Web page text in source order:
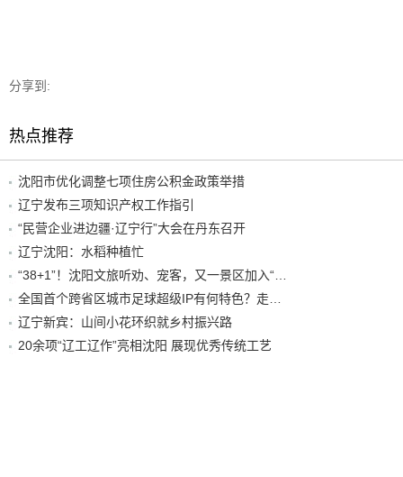
分享到:
热点推荐
沈阳市优化调整七项住房公积金政策举措
辽宁发布三项知识产权工作指引
“民营企业进边疆·辽宁行”大会在丹东召开
辽宁沈阳：水稻种植忙
辽宁新宾：山间小花环织就乡村振兴路
20余项“辽工辽作”亮相沈阳 展现优秀传统工艺